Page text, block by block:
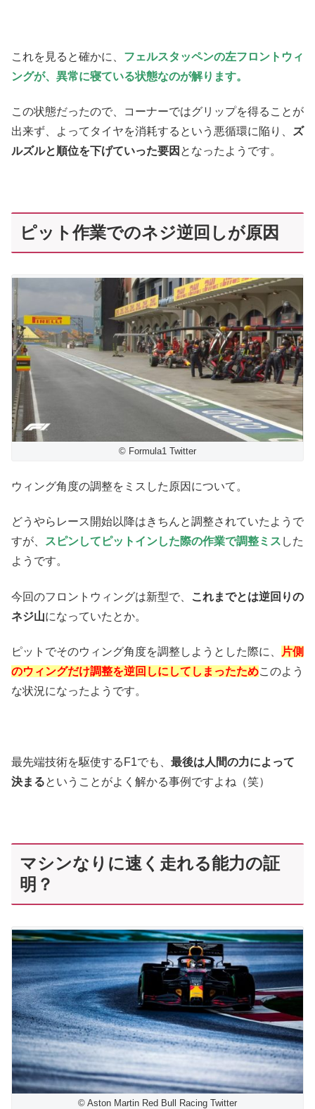
これを見ると確かに、 フェルスタッペンの左フロントウィ
ングが、異常に寝ている状態なのが解ります。
この状態だったので、コーナーではグリップを得ることが
出来ず、よってタイヤを消耗するという悪循環に陥り、
ズ
ルズルと順位を下げていった要因 となったようです。
ピット作業でのネジ逆回しが原因
© Formula1 Twitter
ウィング角度の調整をミスした原因について。
どうやらレース開始以降はきちんと調整されていたようで
すが、 スピンしてピットインした際の作業で調整ミス した
ようです。
今回のフロントウィングは新型で、
これまでとは逆回りの
ネジ山になっていたとか。
ピットでそのウィング角度を調整しようとした際に、
片側
のウィングだけ調整を逆回しにしてしまったためこのよう
な状況になったようです。
最先端技術を駆使するF1でも、 最後は人間の力によって
決まるということがよく解かる事例ですよね（笑）
マシンなりに速く走れる能力の証
明？
© Aston Martin Red Bull Racing Twitter